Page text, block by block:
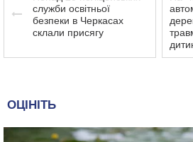
служби освітньої
безпеки в Черкасах
склали присягу